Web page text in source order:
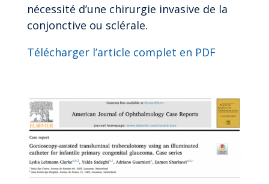
nécessité d’une chirurgie invasive de la
conjonctive ou sclérale.
Télécharger l’article complet en PDF